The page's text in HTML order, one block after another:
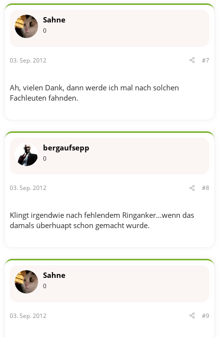
Sahne
0
03. Sep. 2012 #7
Ah, vielen Dank, dann werde ich mal nach solchen
Fachleuten fahnden.
bergaufsepp
0
03. Sep. 2012 #8
Klingt irgendwie nach fehlendem Ringanker...wenn das
damals überhuapt schon gemacht wurde.
Sahne
0
03. Sep. 2012 #9